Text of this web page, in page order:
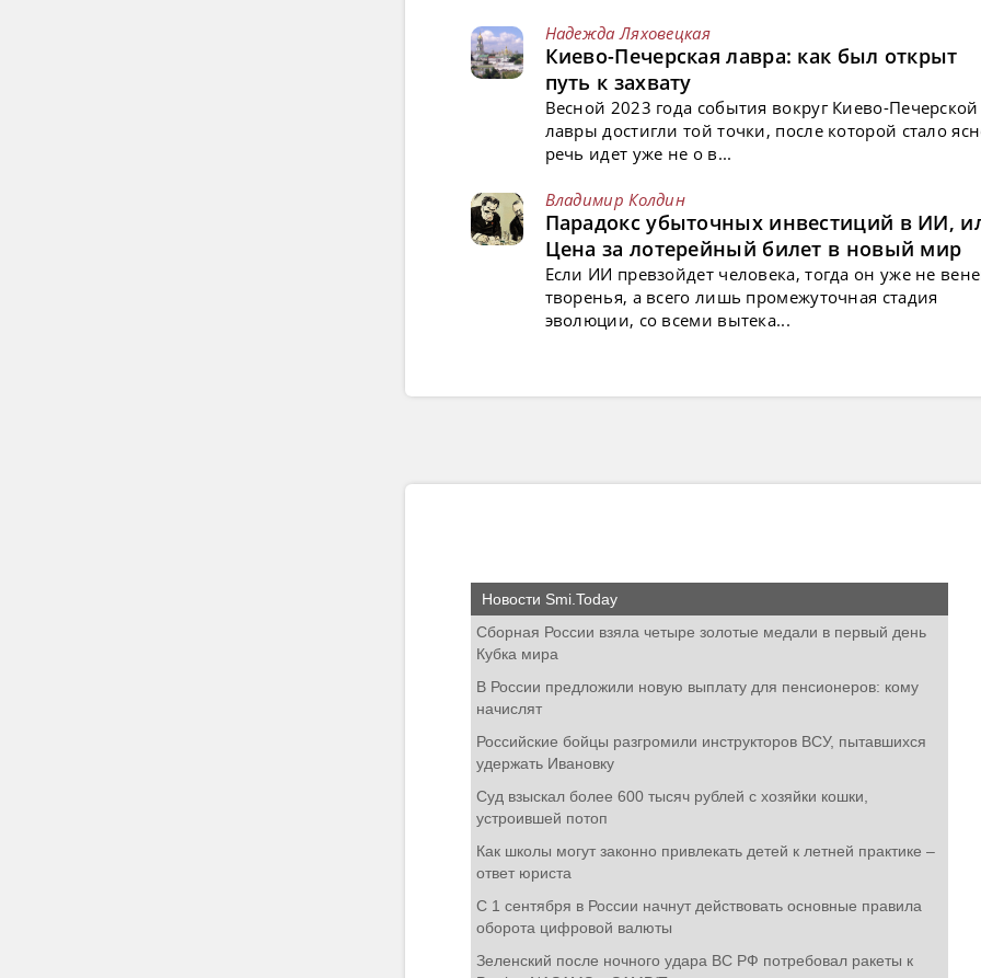
Надежда Ляховецкая
Киево-Печерская лавра: как был открыт
путь к захвату
Весной 2023 года события вокруг Киево-Печерской
лавры достигли той точки, после которой стало
речь идет уже не о в...
Владимир Колдин
Парадокс убыточных инвестиций в ИИ,
Цена за лотерейный билет в новый мир
Если ИИ превзойдет человека, тогда он уже не
творенья, а всего лишь промежуточная стадия
эволюции, со всеми вытека...